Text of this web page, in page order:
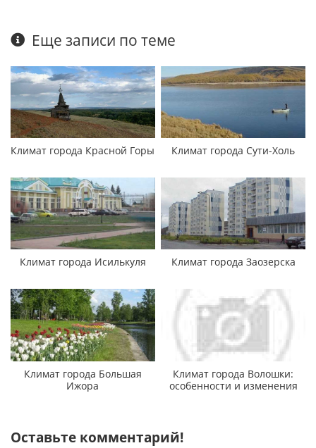
Еще записи по теме
Климат города Красной Горы Климат города Сути-Холь
Климат города Исилькуля Климат города Заозерска
Климат города Большая
Ижора
Климат города Волошки:
особенности и изменения
Оставьте комментарий!